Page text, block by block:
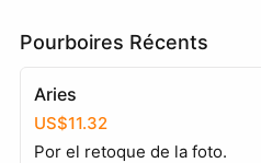
Pourboires Récents
Aries
US$11.32
Por el retoque de la foto.